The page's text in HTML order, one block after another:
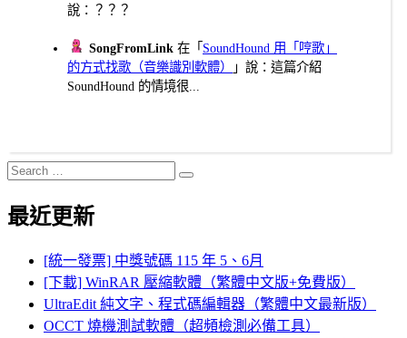
說：？？？
SongFromLink 在「 SoundHound 用「哼歌」
的方式找歌（音樂識別軟體）
」說：這篇介紹
SoundHound 的情境很...
Search
for:
Search
最近更新
[統一發票] 中獎號碼 115 年 5、6月
[下載] WinRAR 壓縮軟體（繁體中文版+免費版）
UltraEdit 純文字、程式碼編輯器（繁體中文最新版）
OCCT 燒機測試軟體（超頻檢測必備工具）